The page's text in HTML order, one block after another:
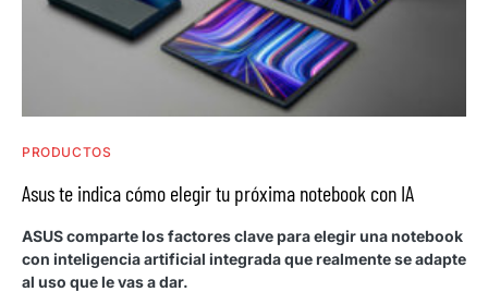
PRODUCTOS
Asus te indica cómo elegir tu próxima notebook con IA
ASUS comparte los factores clave para elegir una notebook
con inteligencia artificial integrada que realmente se adapte
al uso que le vas a dar.